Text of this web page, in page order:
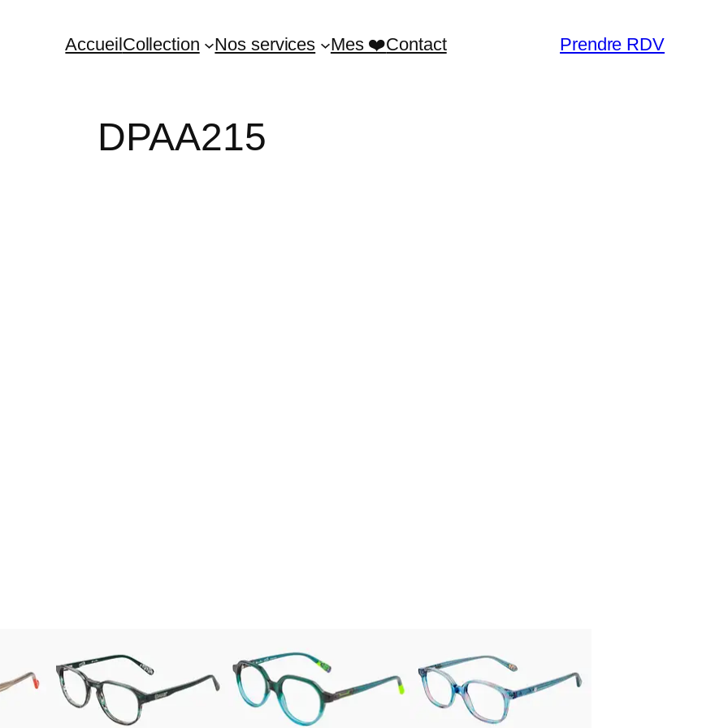
AccueilCollection Nos services Mes ❤️Contact Prendre RDV
DPAA215